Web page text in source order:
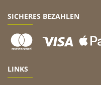
SICHERES BEZAHLEN
LINKS